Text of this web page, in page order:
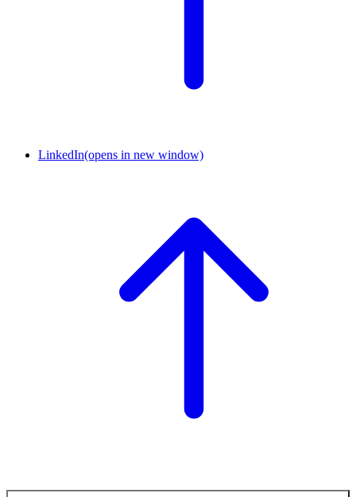
LinkedIn(opens in new window)